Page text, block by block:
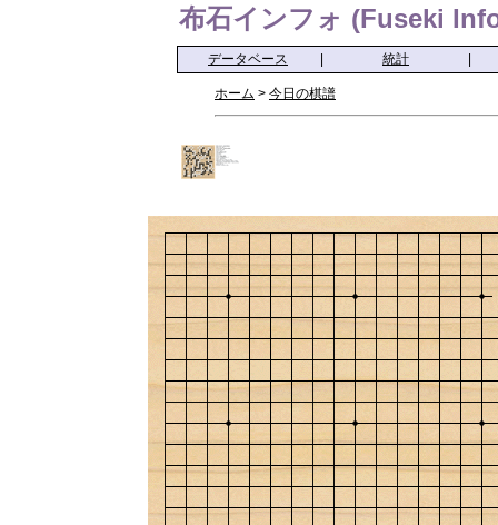
布石インフォ (Fuseki
データベース 統計
ホーム > 今日の棋譜